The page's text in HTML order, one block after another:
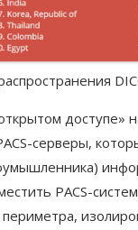
доступе»
серверы,
PACS-